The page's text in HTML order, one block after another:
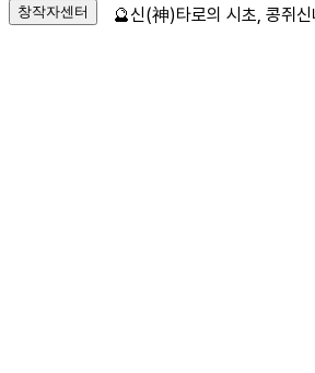
창작자센터 🔮신(神)타로의 시초, 콩쥐신